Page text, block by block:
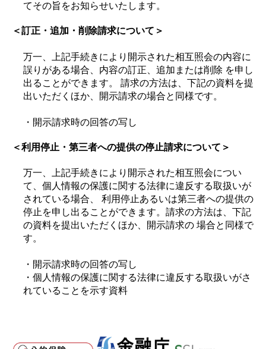
てその旨をお知らせいたします。
＜訂正・追加・削除請求について＞
万一、上記手続きにより開示された相互照会の内容に
誤りがある場合、内容の訂正、追加または削除 を申し
出ることができます。 請求の方法は、下記の資料を提
出いただくほか、開示請求の場合と同様です。
・開示請求時の回答の写し
＜利用停止・第三者への提供の停止請求について＞
万一、上記手続きにより開示された相互照会につい
て、個人情報の保護に関する法律に違反する取扱いが
されている場合、 利用停止あるいは第三者への提供の
停止を申し出ることができます。請求の方法は、下記
の資料を提出いただくほか、開示請求の 場合と同様で
す。
・開示請求時の回答の写し
・個人情報の保護に関する法律に違反する取扱いがさ
れていることを示す資料